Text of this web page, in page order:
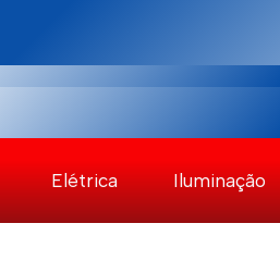
Elétrica Iluminação